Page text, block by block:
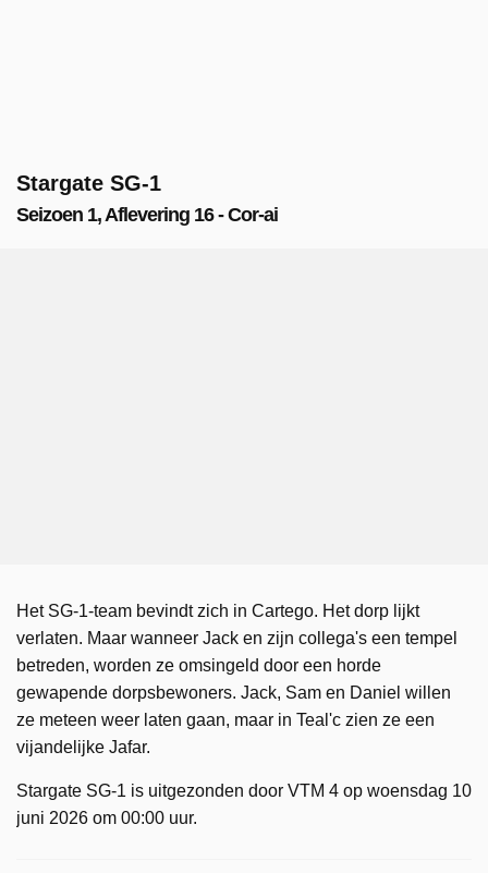
Stargate SG-1
Seizoen 1, Aflevering 16 - Cor-ai
Het SG-1-team bevindt zich in Cartego. Het dorp lijkt
verlaten. Maar wanneer Jack en zijn collega's een tempel
betreden, worden ze omsingeld door een horde
gewapende dorpsbewoners. Jack, Sam en Daniel willen
ze meteen weer laten gaan, maar in Teal'c zien ze een
vijandelijke Jafar.
Stargate SG-1 is uitgezonden door VTM 4 op woensdag 10
juni 2026 om 00:00 uur.